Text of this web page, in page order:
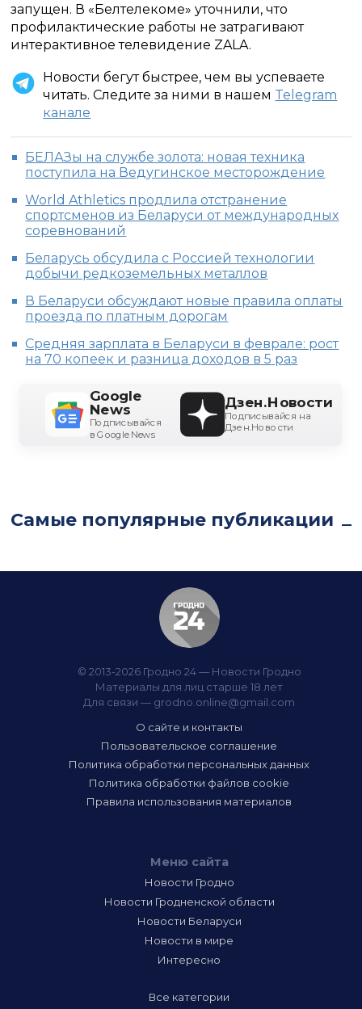
запущен. В «Белтелекоме» уточнили, что
профилактические работы не затрагивают
интерактивное телевидение ZALA.
Новости бегут быстрее, чем вы успеваете
читать. Следите за ними в нашем Telegram
канале
БЕЛАЗы на службе золота: новая техника
поступила на Ведугинское месторождение
World Athletics продлила отстранение
спортсменов из Беларуси от международных
соревнований
Беларусь обсудила с Россией технологии
добычи редкоземельных металлов
В Беларуси обсуждают новые правила оплаты
проезда по платным дорогам
Средняя зарплата в Беларуси в феврале: рост
на 70 копеек и разница доходов в 5 раз
Google
News
Подписывайся
в Google News
Дзен.Новости
Подписывайся на
Дзен.Новости
Самые популярные публикации
© 2013-2026 Гродно 24 — Новости Гродно
Материалы для лиц старше 18 лет
Для связи — grodno.online@gmail.com
О сайте и контакты
Пользовательское соглашение
Политика обработки персональных данных
Политика обработки файлов cookie
Правила использования материалов
Меню сайта
Новости Гродно
Новости Гродненской области
Новости Беларуси
Новости в мире
Интересно
Все категории